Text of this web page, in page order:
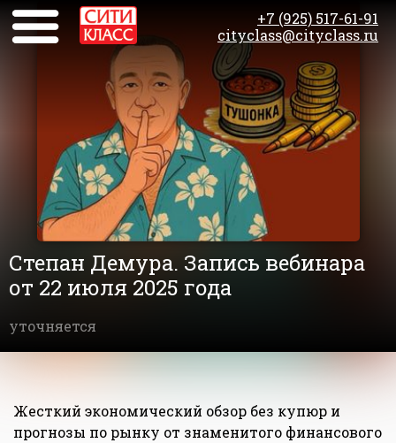
+7 (925) 517-61-91
cityclass@cityclass.ru
Степан Демура. Запись вебинара
от 22 июля 2025 года
уточняется
Жесткий экономический обзор без купюр и
прогнозы по рынку от знаменитого финансового